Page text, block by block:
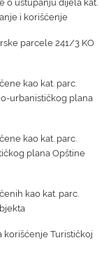
o ustupanju dijela kat.
i korišćenje
parcele 241/3 KO
kao kat. parc.
urbanističkog plana
kao kat. parc.
plana Opštine
kao kat. parc.
Turističkoj